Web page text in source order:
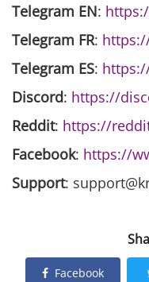
Telegram EN:
Telegram FR:
Telegram ES:
Discord: https://
Reddit: https://
Facebook: https://
Support:
Facebook